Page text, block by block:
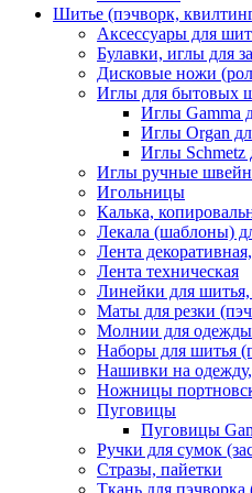
Шитье (пэчворк,
Аксессуары для
Булавки, иглы для
Дисковые ножи
Иглы для бытовых
Иглы Gamma
Иглы Organ
Иглы
Иглы ручные
Игольницы
Калька,
Лекала (шаблоны)
Лента
Лента техническая
Линейки для шитья,
Маты для резки
Молнии для одежды
Наборы для шитья
Нашивки на
Ножницы
Пуговицы
Пуговицы
Ручки для сумок
Стразы, пайетки
Ткань для пэчворка